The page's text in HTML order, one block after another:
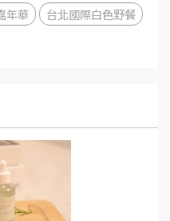
年華
台北國際白色野餐